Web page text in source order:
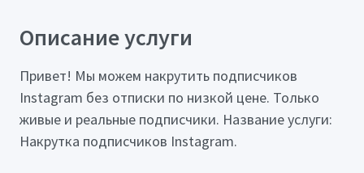
Описание услуги
Привет! Мы можем накрутить подписчиков
Instagram без отписки по низкой цене. Только
живые и реальные подписчики. Название услуги:
Накрутка подписчиков Instagram.